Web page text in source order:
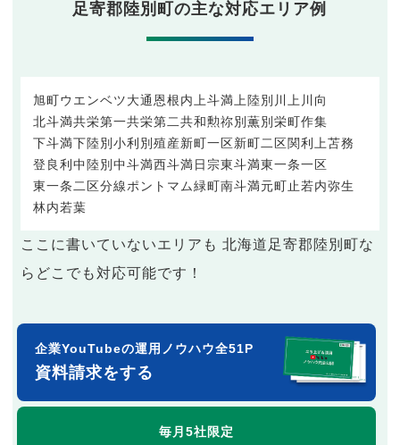
足寄郡陸別町の主な対応エリア例
旭町ウエンベツ大通 恩根内 上斗満 上陸別 川上 川向
北斗満共栄第一共栄第二共和勲祢別薫別栄町作集
下斗満下陸別小利別殖産新町一区新町二区関利上苫務
登良利中陸別中斗満西斗満日宗東斗満東一条一区
東一条二区分線ポントマム緑町南斗満元町 止若内弥生
林内若葉
ここに書いていないエリアも 北海道足寄郡陸別町な
らどこでも対応可能です！
企業YouTubeの運用ノウハウ全51P
資料請求をする
毎月5社限定